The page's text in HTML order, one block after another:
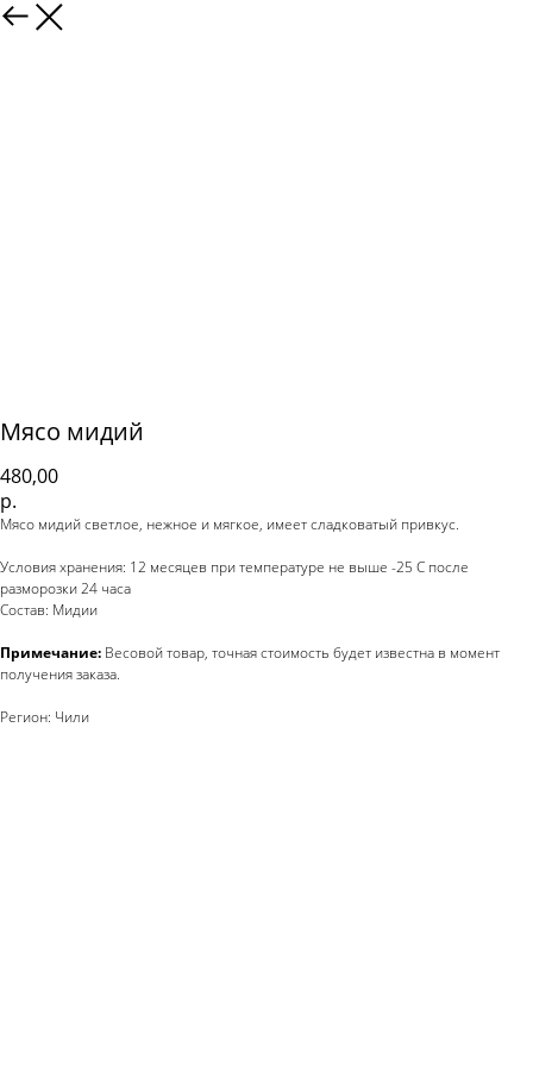
Мясо мидий
480,00
р.
Мясо мидий светлое, нежное и мягкое, имеет сладковатый привкус.
Условия хранения: 12 месяцев при температуре не выше -25 С после
разморозки 24 часа
Состав: Мидии
Примечание: Весовой товар, точная стоимость будет известна в момент
получения заказа.
Регион: Чили